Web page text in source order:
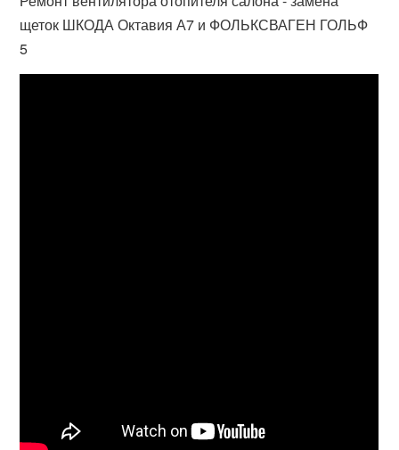
щеток ШКОДА Октавия А7 и ФОЛЬКСВАГЕН ГОЛЬФ
5